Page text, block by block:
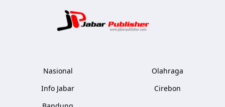
Nasional
Info Jabar
Olahraga
Cirebon